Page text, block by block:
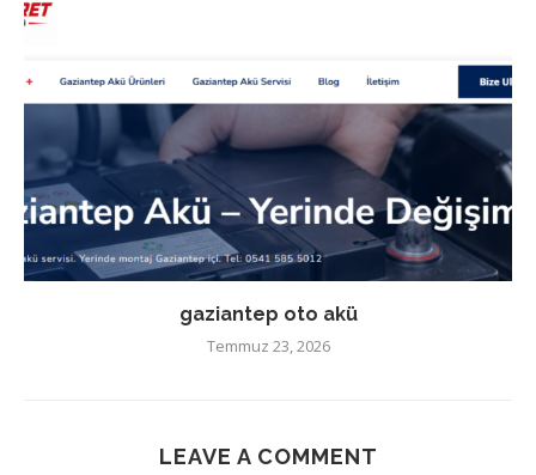
gaziantep oto akü
Temmuz 23, 2026
LEAVE A COMMENT